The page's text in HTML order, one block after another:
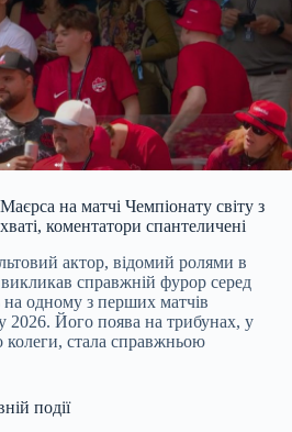
на матчі Чемпіонату світу з
коментатори спантеличені
актор, відомий ролями в
справжній фурор серед
одному з перших матчів
2026. Його поява на трибунах, у
колеги, стала справжньою
події